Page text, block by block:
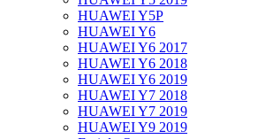
HUAWEI Y5P
HUAWEI Y6
HUAWEI Y6 2017
HUAWEI Y6 2018
HUAWEI Y6 2019
HUAWEI Y7 2018
HUAWEI Y7 2019
HUAWEI Y9 2019